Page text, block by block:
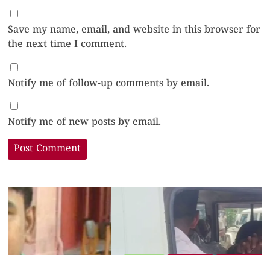
Save my name, email, and website in this browser for
the next time I comment.
Notify me of follow-up comments by email.
Notify me of new posts by email.